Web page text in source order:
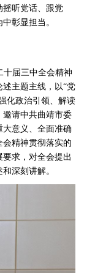
摇听党话、跟党
彰显担当。
届三中全会精神
主题主线，以“党
化政治引领、解读
邀请中共曲靖市委
大意义、全面准确
精神贯彻落实的
求，对全会提出
深刻讲解。